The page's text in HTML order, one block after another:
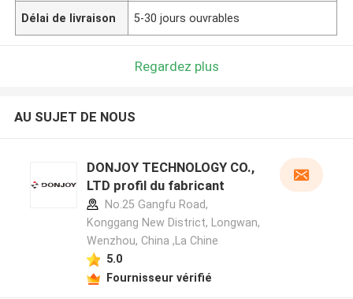
Délai de livraison 5-30 jours ouvrables
Regardez plus
AU SUJET DE NOUS
DONJOY TECHNOLOGY CO.,
LTD profil du fabricant
No.25 Gangfu Road,
Konggang New District, Longwan,
Wenzhou, China ,La Chine
5.0
Fournisseur vérifié